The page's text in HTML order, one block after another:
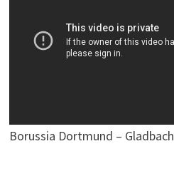
Borussia Dortmund – Gladbach